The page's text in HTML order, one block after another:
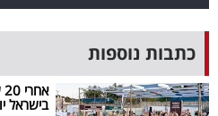
אחרינו:
כתבות נוספות
בישראל